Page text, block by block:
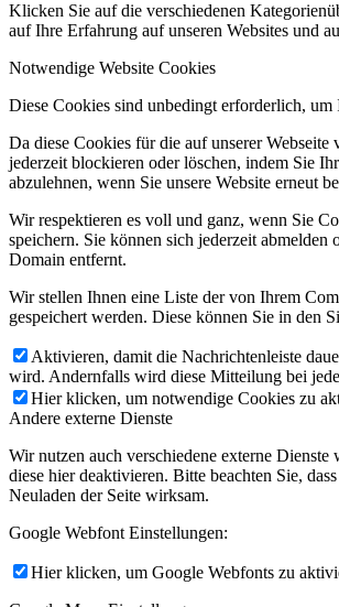
Klicken Sie auf die verschiedenen
auf Ihre Erfahrung auf unseren Websites und
Notwendige Website Cookies
Diese Cookies sind unbedingt erforderlich,
Da diese Cookies für die auf unserer
jederzeit blockieren oder löschen, indem Sie
abzulehnen, wenn Sie unsere Website erneut
Wir respektieren es voll und ganz, wenn Sie
speichern. Sie können sich jederzeit
Domain entfernt.
Wir stellen Ihnen eine Liste der von Ihrem
gespeichert werden. Diese können Sie in den
Aktivieren, damit die Nachrichtenleiste
wird. Andernfalls wird diese Mitteilung bei
Hier klicken, um notwendige Cookies zu
Andere externe Dienste
Wir nutzen auch verschiedene externe
diese hier deaktivieren. Bitte beachten Sie,
Neuladen der Seite wirksam.
Google Webfont Einstellungen:
Hier klicken, um Google Webfonts zu